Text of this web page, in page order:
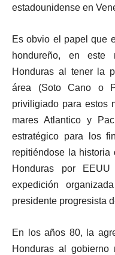
estadounidense en
Es obvio el papel que
hondureño, en este
Honduras al tener la
área (Soto Cano o
priviligiado para estos
mares Atlantico y
estratégico para los
repitiéndose la
Honduras por
expedición
presidente progresista
En los años 80, la
Honduras al gobierno